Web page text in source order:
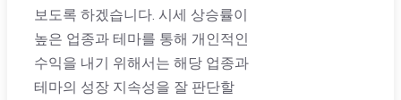
보도록 하겠습니다. 시세 상승률이
높은 업종과 테마를 통해 개인적인
수익을 내기 위해서는 해당 업종과
테마의 성장 지속성을 잘 판단할